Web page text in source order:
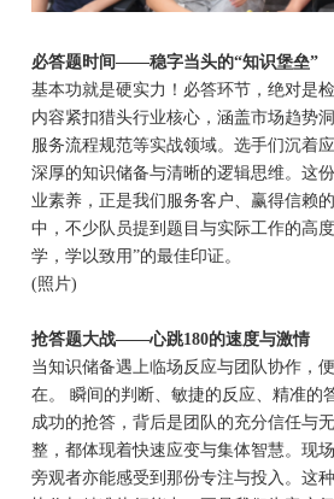
必答题时间——稳字当头的“知识堡垒”
基本功就是硬实力！必答环节，绝对是
内容紧扣猎头行业核心，涵盖市场趋势
服务流程规范等实战领域。选手们沉着
深厚的知识储备与清晰的逻辑思维。这
业素养，正是我们服务客户、赢得信赖
中，不少队员提到题目与实际工作的高
学，学以致用”的最佳印证。
(照片)
抢答题大战——心跳180的速度与激情
当知识储备遇上临场反应与团队协作，
在。
瞬间的判断、敏捷的反应、精准的
成功的抢答，背后是团队的充分信任与
整，都体现着快速应变与集体智慧。现
旁观者亦能感受到那份专注与投入。这